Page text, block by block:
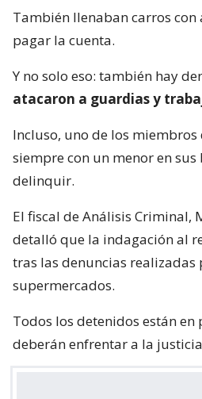
También llenaban carros
pagar la cuenta.
Y no solo eso: también hay
atacaron a guardias y
Incluso, uno de los
siempre con un menor en
delinquir.
El fiscal de Análisis Criminal,
detalló que la indagación al
tras las denuncias realizadas
supermercados.
Todos los detenidos están
deberán enfrentar a la